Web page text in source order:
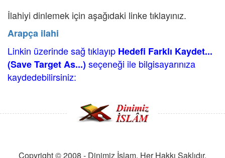
İlahiyi dinlemek için aşağıdaki linke tıklayınız.
Arapça ilahi
Linkin üzerinde sağ tıklayıp Hedefi Farklı Kaydet...
(Save Target As...)seçeneği ile bilgisayarınıza
kaydedebilirsiniz:
Copyright © 2008 - Dinimiz İslam. Her Hakkı Saklıdır.